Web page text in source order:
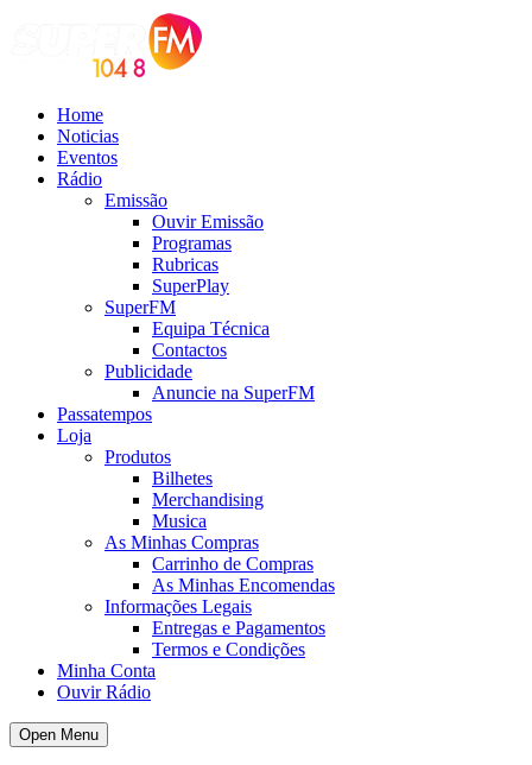
Home
Noticias
Eventos
Rádio
Emissão
Ouvir Emissão
Programas
Rubricas
SuperPlay
SuperFM
Equipa Técnica
Contactos
Publicidade
Anuncie na SuperFM
Passatempos
Loja
Produtos
Bilhetes
Merchandising
Musica
As Minhas Compras
Carrinho de Compras
As Minhas Encomendas
Informações Legais
Entregas e Pagamentos
Termos e Condições
Minha Conta
Ouvir Rádio
Open Menu